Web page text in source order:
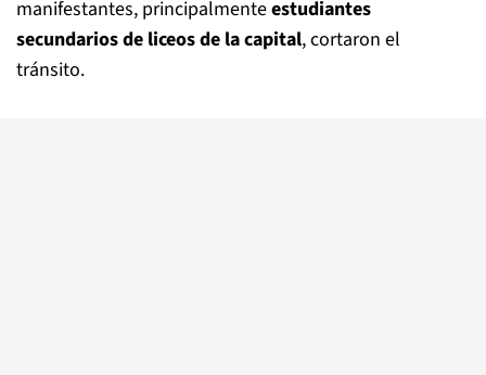
manifestantes, principalmenteestudiantes
secundarios de liceos de la capital, cortaron el
tránsito.